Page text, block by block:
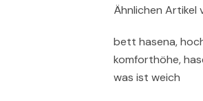
Ähnlichen Artikel
bett hasena,
komforthöhe,
was ist weich